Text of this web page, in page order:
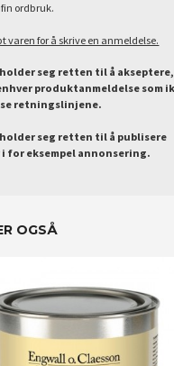
ordbruk.
varen for å skrive en anmeldelse.
seg retten til å akseptere,
produktanmeldelse som
retningslinjene.
seg retten til å publisere
for eksempel annonsering.
OGSÅ